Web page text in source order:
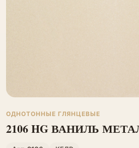
ОДНОТОННЫЕ ГЛЯНЦЕВЫЕ
2106 HG ВАНИЛЬ